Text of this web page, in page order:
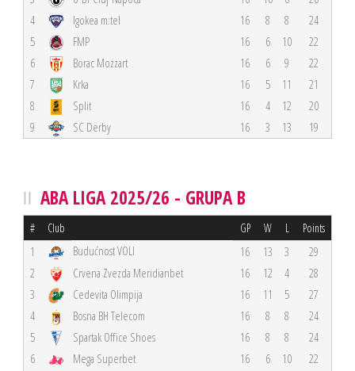
4
Igokea m:tel 16 8 8
24
5
FMP 16 6 10
22
6
Borac Mozzart 16 6 9
22
7
Krka 16 5 11
21
8
Split 16 4 12
20
9
SC Derby 16 3 13 19
ABA LIGA 2025/26 - GRUPA B
# Club GP W L Points
1 Budućnost VOLI 16 13 3
29
2
Crvena Zvezda Meridianbet 16 12 4
28
3
Cedevita Olimpija 16 11 5
27
4
Bosna BH Telecom 16 8 8
24
5
Spartak Office Shoes 16 8 8
24
6
Mega Superbet 16 6 10
22